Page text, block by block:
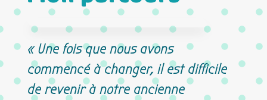
« Une fois que nous avons
commencé à changer, il est difficile
de revenir à notre ancienne